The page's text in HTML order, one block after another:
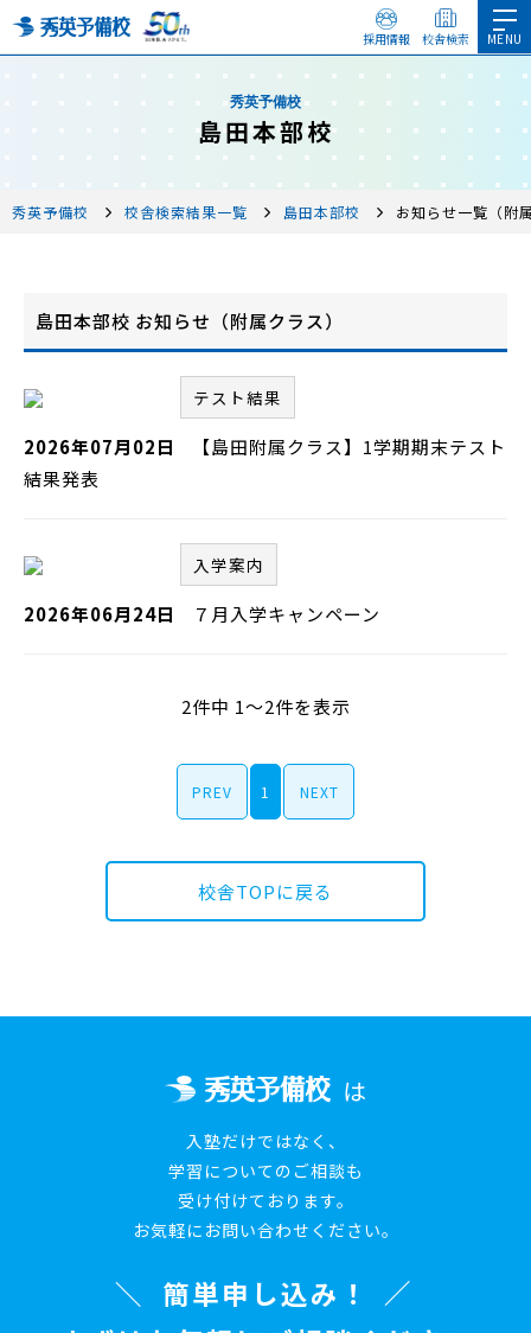
採用情報 校舎検索
秀英予備校
島田本部校
秀英予備校 校舎検索結果一覧 島田本部校 お知らせ一覧（附
島田本部校 お知らせ（附属クラス）
テスト結果
2026年07月02日
【島田附属クラス】1学期期末テスト
結果発表
入学案内
2026年06月24日 ７月入学キャンペーン
2件中 1～2件を表示
PREV 1 NEXT
校舎TOPに戻る
は
入塾だけではなく、
学習についてのご相談も
受け付けております。
お気軽にお問い合わせください。
簡単申し込み！